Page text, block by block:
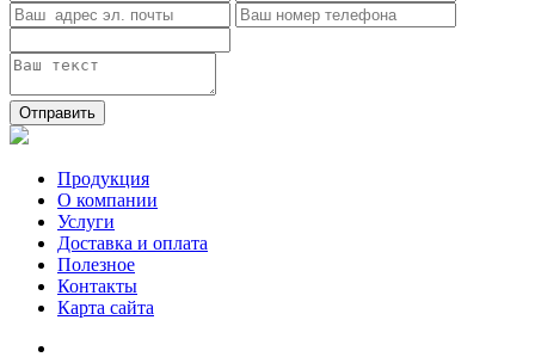
Отправить
Продукция
О компании
Услуги
Доставка и оплата
Полезное
Контакты
Карта сайта